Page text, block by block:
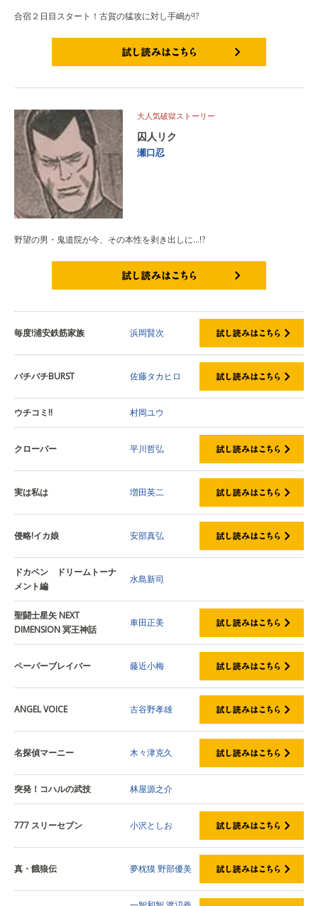
合宿２日目スタート！古賀の猛攻に対し手嶋が!?
大人気破獄ストーリー
囚人リク
瀬口忍
野望の男・鬼道院が今、その本性を剥き出しに…!?
毎度!浦安鉄筋家族 浜岡賢次
バチバチBURST 佐藤タカヒロ
ウチコミ!! 村岡ユウ
クローバー 平川哲弘
実は私は 増田英二
侵略!イカ娘 安部真弘
ドカベン ドリームトーナ
メント編
水島新司
聖闘士星矢 NEXT
DIMENSION 冥王神話
車田正美
ペーパーブレイバー 藤近小梅
ANGEL VOICE 古谷野孝雄
名探偵マーニー 木々津克久
突発！コハルの武技 林屋源之介
777 スリーセブン 小沢としお
真・餓狼伝 夢枕獏野部優美